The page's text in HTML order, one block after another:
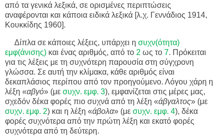
από τα γενικά λεξικά, σε ορισμένες περιπτώσεις
αναφέρονται και κάποια ειδικά λεξικά [λ.χ. Γεννάδιος 1914,
Κουκκίδης 1960].
Δίπλα σε κάποιες λέξεις, υπάρχει η συχν(ότητα)
εμφ(άνισης) και ένας αριθμός, από το 2 ως το 7. Πρόκειται
για τις λέξεις με τη συχνότερη παρουσία στη σύγχρονη
γλώσσα. Σε αυτή την κλίμακα, κάθε αριθμός είναι
δεκαπλάσιος περίπου από τον προηγούμενο. Λόγου χάρη η
λέξη «αβγό» (με συχν. εμφ. 3), εμφανίζεται στις μέρες μας,
σχεδόν δέκα φορές πιο συχνά από τη λέξη «άβγαλτος» (με
συχν. εμφ. 2) και η λέξη «άβολα» (με συχν. εμφ. 4), δέκα
φορές συχνότερα από την πρώτη λέξη και εκατό φορές
συχνότερα από τη δεύτερη.